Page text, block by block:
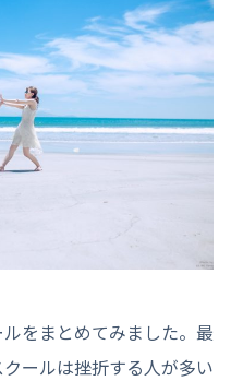
をまとめてみました。最
ールは挫折する人が多い